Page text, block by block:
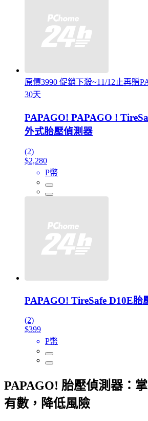
原價3990 促銷下殺~11/12止再贈
30天
PAPAGO! PAPAGO !
外式胎壓偵測器
(2)
$2,280
P幣
PAPAGO! TireSafe D10E胎
(2)
$399
P幣
PAPAGO! 胎壓偵測器：
有數，降低風險